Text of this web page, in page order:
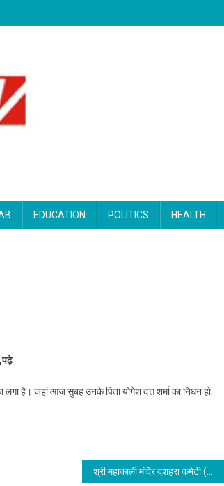
EDUCATION POLITICS HEALTH
है। जहां आज सुबह उनके पिता योगेश दत्त शर्मा का निधन हो